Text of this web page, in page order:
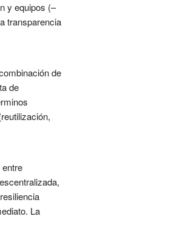
y equipos (–
transparencia
de
de
La